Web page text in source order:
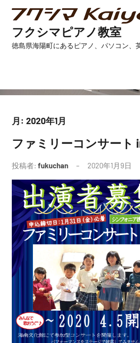
ス
フクシマピアノ教室
徳島県海陽町にあるピアノ、パソコン、
月: 2020年1月
未
類
ファミリーコンサート
投稿者: fukuchan 2020年1月9日
メ
ン
ト
は
あ
り
せ
ん